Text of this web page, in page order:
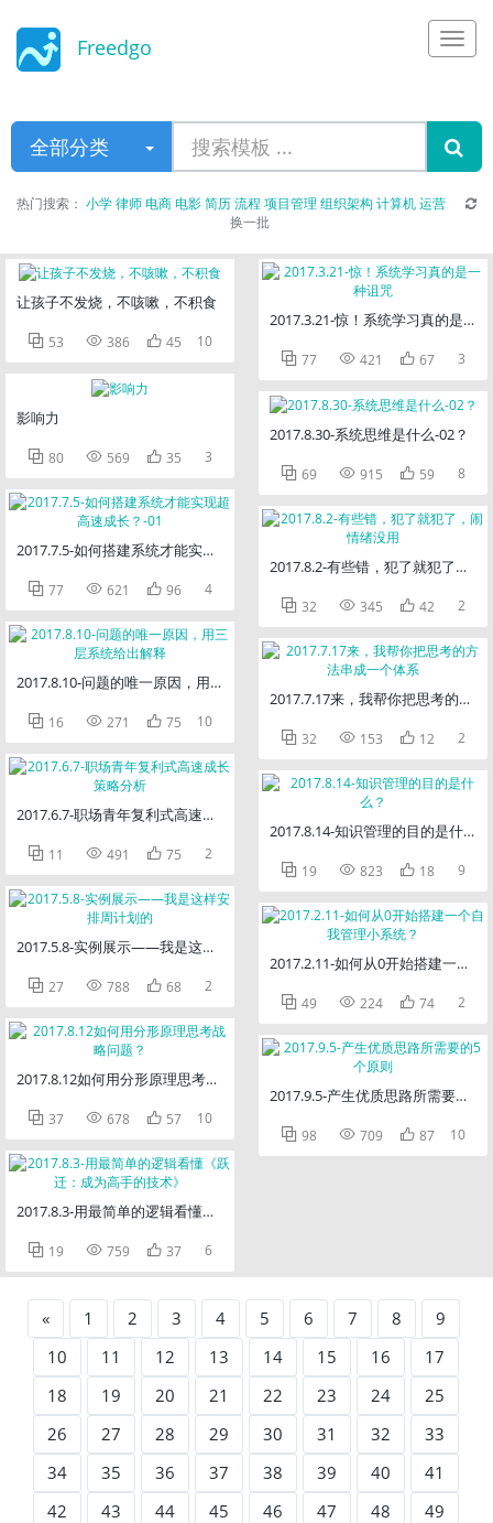
Freedgo
全部分类
热门搜索： 小学律师电商电影简历流程 项目管理 组织架构 计算机运营
换一批
让孩子不发烧，不咳嗽，不积食
 53  386  45 10
影响力
 80  569  35 3
2017.7.5-如何搭建系统才能实现超高速成长？-01
 77  621  96 4
2017.8.10-问题的唯一原因，用三层系统给出解释
 16  271  75 10
2017.6.7-职场青年复利式高速成长策略分析
 11  491  75 2
2017.5.8-实例展示——我是这样安排周计划的
 27  788  68 2
2017.8.12如何用分形原理思考战略问题？
 37  678  57 10
2017.8.3-用最简单的逻辑看懂《跃迁：成为高手的技术》
 19  759  37 6
2017.3.21-惊！系统学习真的是一
 77  421  67 3
2017.8.30-系统思维是什么-02？
 69  915  59 8
2017.8.2-有些错，犯了就犯了，闹
 32  345  42 2
2017.7.17来，我帮你把思考的方
 32  153  12 2
2017.8.14-知识管理的目的是什么？
 19  823  18 9
2017.2.11-如何从0开始搭建一个自
 49  224  74 2
2017.9.5-产生优质思路所需要的5
 98  709  87 10
« 1 2 3 4 5 6 7 8
9
10
11 12 13 14 15 16
17
18
19 20 21 22 23 24
25
26
27 28 29 30 31 32
33
34
35 36 37 38 39 40
41
42
43 44 45 46 47 48
49